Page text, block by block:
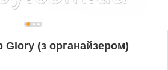
Glory (з органайзером)